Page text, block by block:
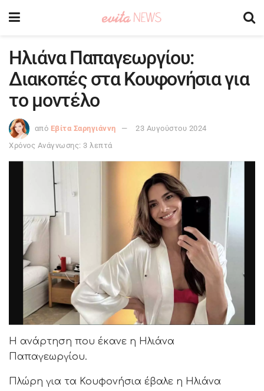
Ηλιάνα Παπαγεωργίου:
Διακοπές στα Κουφονήσια για
το μοντέλο
από Εβίτα Σαρηγιάννη
23 Αυγούστου 2024
Χρόνος Ανάγνωσης: 3 λεπτά
Η ανάρτηση που έκανε η Ηλιάνα
Παπαγεωργίου.
Πλώρη για τα Κουφονήσια έβαλε η Ηλιάνα